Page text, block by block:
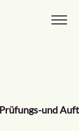
und